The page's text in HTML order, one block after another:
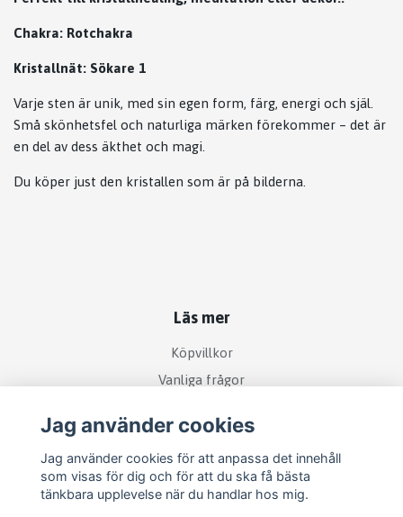
Chakra: Rotchakra
Kristallnät: Sökare 1
Varje sten är unik, med sin egen form, färg, energi och själ.
Små skönhetsfel och naturliga märken förekommer – det är
en del av dess äkthet och magi.
Du köper just den kristallen som är på bilderna.
Läs mer
Köpvillkor
Vanliga frågor
Sociala medier
Jag använder cookies
Jag använder cookies för att anpassa det innehåll
som visas för dig och för att du ska få bästa
tänkbara upplevelse när du handlar hos mig.